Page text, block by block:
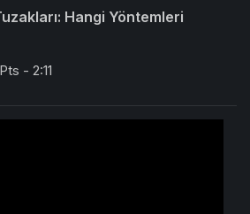
Hangi Yöntemleri
- 2:11